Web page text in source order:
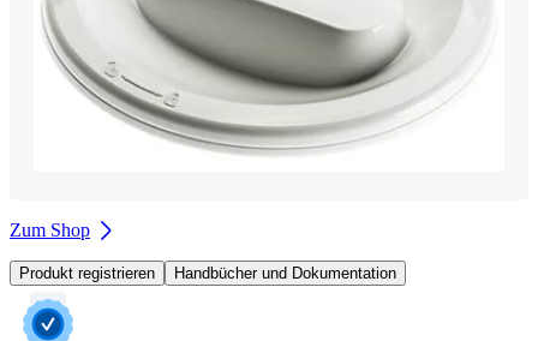
Zum Shop
Produkt registrieren Handbücher und Dokumentation